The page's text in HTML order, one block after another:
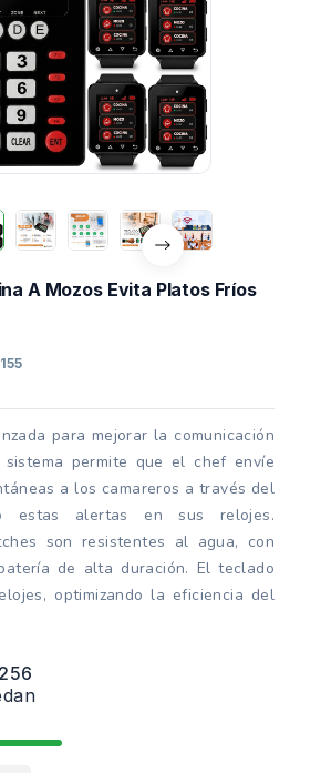
A Mozos Evita Platos Fríos
para mejorar la comunicación
permite que el chef envíe
a los camareros a través del
estas alertas en sus relojes.
son resistentes al agua, con
de alta duración. El teclado
optimizando la eficiencia del
256